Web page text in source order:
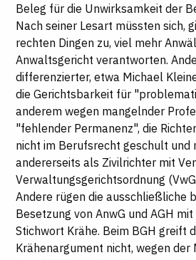
Beleg für die Unwirksamkeit der
Nach seiner Lesart müssten sich,
rechten Dingen zu, viel mehr
Anwaltsgericht verantworten.
differenzierter, etwa Michael
die Gerichtsbarkeit für
anderem wegen mangelnder
"fehlender Permanenz", die
nicht im Berufsrecht geschult und
andererseits als Zivilrichter mit
Verwaltungsgerichtsordnung
Andere rügen die ausschließliche
Besetzung von AnwG und AGH
Stichwort Krähe. Beim BGH greift
Krähenargument nicht, wegen der